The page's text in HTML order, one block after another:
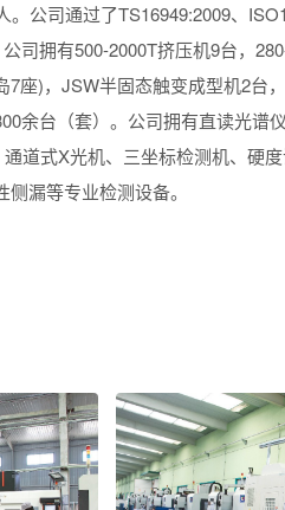
公司通过了TS16949:2009、
司拥有500-2000T挤压机9台，
7座)，JSW半固态触变成型机2台
余台（套）。公司拥有直读光谱仪
道式X光机、三坐标检测机、硬
漏等专业检测设备。